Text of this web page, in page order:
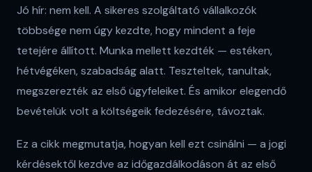
Jó hír: nem kell. A sikeres szolgáltató vállalkozók
többsége nem úgy kezdte, hogy mindent a feje
tetejére állított. Munka mellett kezdték — estéken,
hétvégéken, szabadság alatt. Teszteltek, tanultak,
megszerezték az első ügyfeleiket. És amikor elegendő
bevételük volt a költségeik fedezésére, távoztak.
Ez a cikk megmutatja, hogyan kell ezt csinálni — a jogi
kérdésektől kezdve az időgazdálkodáson át az első